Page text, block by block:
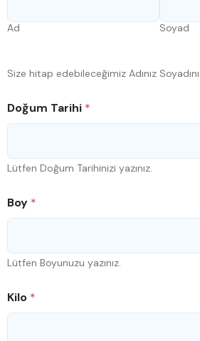
Ad Soyad
Size hitap edebileceğimiz Adınız
Doğum Tarihi *
Lütfen Doğum Tarihinizi yazınız.
Boy *
Lütfen Boyunuzu yazınız.
Kilo *